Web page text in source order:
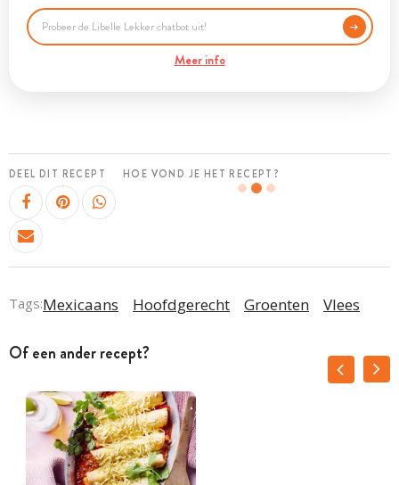
Meer info
DEEL DIT RECEPT HOE VOND JE HET RECEPT?
Tags:Mexicaans Hoofdgerecht Groenten Vlees
Of een ander recept?